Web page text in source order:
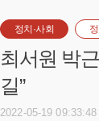
정치·사회
최서원 박
길”
2022-05-19 09:33:48